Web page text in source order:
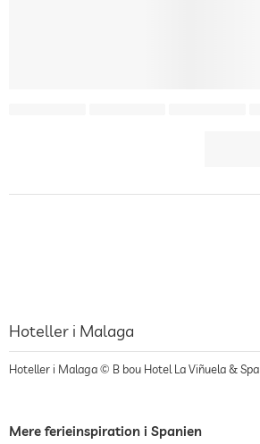
Hoteller i Malaga
Hoteller i Malaga © B bou Hotel La Viñuela & Spa
Mere ferieinspiration i Spanien